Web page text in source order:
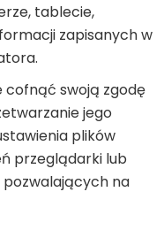
tablecie,
zapisanych w
cofnąć swoją zgodę
jego
plików
przeglądarki lub
na